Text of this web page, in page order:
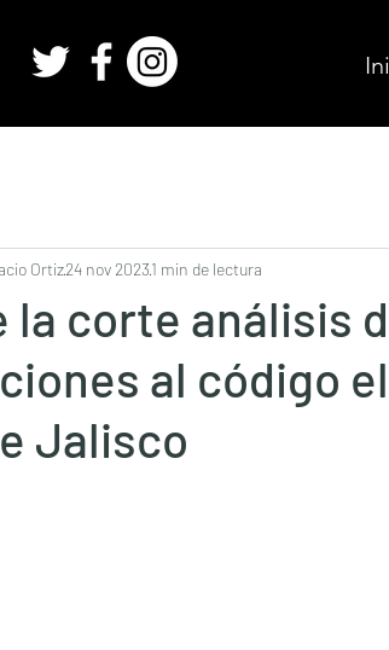
la corte análisis
al código
Jalisco
Ortiz24 nov 20231 min de lectura